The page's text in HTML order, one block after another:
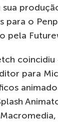
o
pela
para